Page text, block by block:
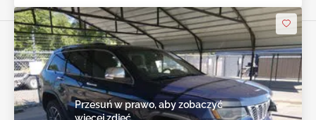
Przesuń w prawo, aby zobaczyć